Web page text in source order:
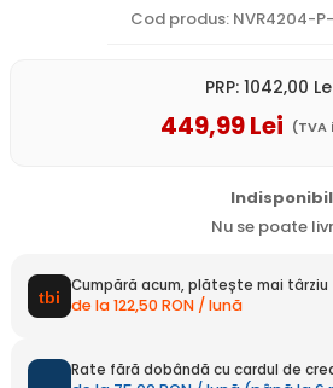
Cod produs: NVR4204-
PRP: 1042,00
449,99Lei
Indisponibil
Nu se poate
Cumpără acum, plătește mai târziu
de la 122,50 RON / lună
Rate fără dobândă cu cardul de